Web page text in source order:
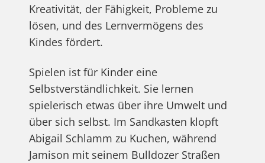
Kreativität, der Fähigkeit, Probleme zu
lösen, und des Lernvermögens des
Kindes fördert.
Spielen ist für Kinder eine
Selbstverständlichkeit. Sie lernen
spielerisch etwas über ihre Umwelt und
über sich selbst. Im Sandkasten klopft
Abigail Schlamm zu Kuchen, während
Jamison mit seinem Bulldozer Straßen